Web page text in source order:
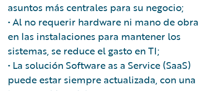
asuntos más centrales para su negocio;
• Al no requerir hardware ni mano de obra
en las instalaciones para mantener los
sistemas, se reduce el gasto en TI;
• La solución Software as a Service (SaaS)
puede estar siempre actualizada, con una